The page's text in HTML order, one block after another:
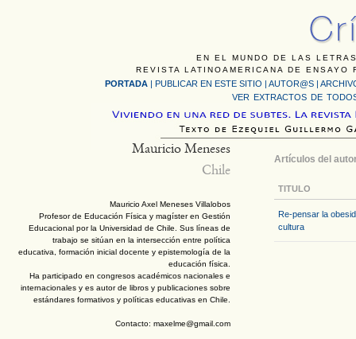
EN EL MUNDO DE LAS
REVISTA LATINOAMERICANA DE
PORTADA | PUBLICAR EN ESTE SITIO | AUTOR@S |
VER EXTRACTOS DE
Mauricio Meneses
Chile
Mauricio Axel Meneses Villalobos
Profesor de Educación Física y magíster en Gestión
Educacional por la Universidad de Chile. Sus líneas de
trabajo se sitúan en la intersección entre política
educativa, formación inicial docente y epistemología de la
educación física.
Ha participado en congresos académicos nacionales e
internacionales y es autor de libros y publicaciones sobre
estándares formativos y políticas educativas en Chile.
Contacto: maxelme@gmail.com
Artículos del
TITULO
Re-pensar la
cultura